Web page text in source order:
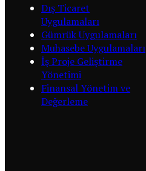
Dış Ticaret
Uygulamaları
Gümrük Uygulamaları
Muhasebe Uygulamaları
İş Proje Geliştirme
Yönetimi
Finansal Yönetim ve
Değerleme